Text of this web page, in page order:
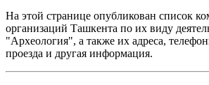
На этой странице опубликован список
организаций Ташкента по их виду
"Археология", а также их адреса,
проезда и другая информация.